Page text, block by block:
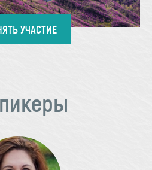
УЧАСТИЕ